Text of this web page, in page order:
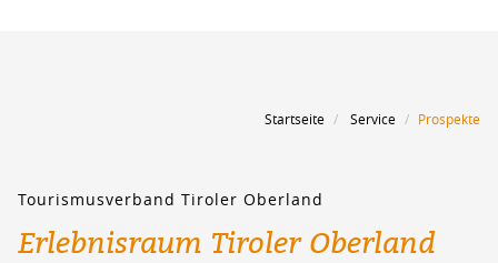
Startseite Service Prospekte
Tourismusverband Tiroler Oberland
Erlebnisraum Tiroler Oberland